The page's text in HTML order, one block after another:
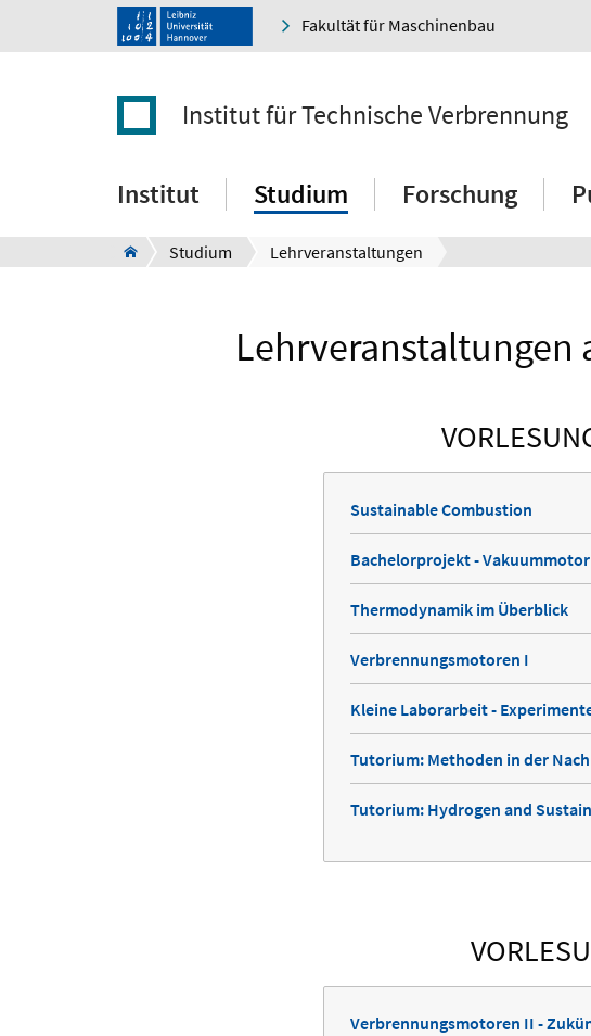
Fakultät für Maschinenbau
Institut für Technische Verbrennung
Institut Studium Forschung
Studium Lehrveranstaltungen
Lehrveranstaltungen
Sustainable Combustion
Bachelorprojekt -
Thermodynamik im Überblick
Verbrennungsmotoren I
Kleine Laborarbeit -
Tutorium: Methoden in der
Tutorium: Hydrogen and
Verbrennungsmotoren II -